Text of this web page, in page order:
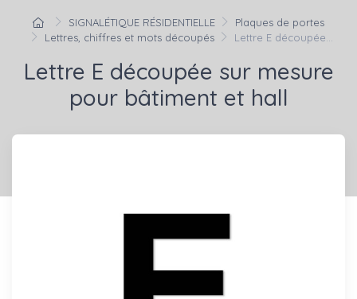
SIGNALÉTIQUE RÉSIDENTIELLE
Plaques de portes
Lettres, chiffres et mots découpés
Lettre E découpée...
Lettre E découpée sur mesure
pour bâtiment et hall